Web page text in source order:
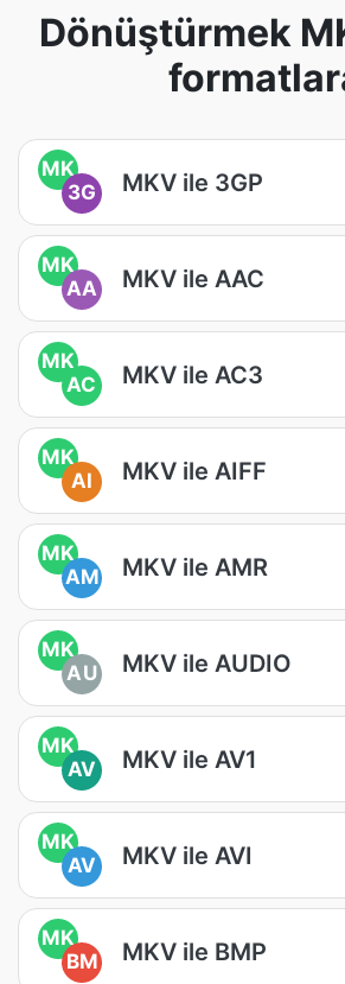
Dönüştürmek
MK
3G
MKV ile 3GP
MK
AA
MKV ile AAC
MK
AC
MKV ile AC3
MK
AI
MKV ile AIFF
MK
AM
MKV ile AMR
MK
AU
MKV ile AUDIO
MK
AV
MKV ile AV1
MK
AV
MKV ile AVI
MK
BM
MKV ile BMP